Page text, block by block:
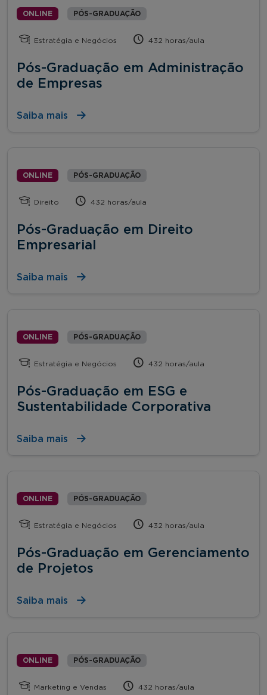
ONLINE PÓS-GRADUAÇÃO
Estratégia e Negócios 432 horas/aula
Pós-Graduação em Administração
de Empresas
Saiba mais
ONLINE PÓS-GRADUAÇÃO
Direito 432 horas/aula
Pós-Graduação em Direito
Empresarial
Saiba mais
ONLINE PÓS-GRADUAÇÃO
Estratégia e Negócios 432 horas/aula
Pós-Graduação em ESG e
Sustentabilidade Corporativa
Saiba mais
ONLINE PÓS-GRADUAÇÃO
Estratégia e Negócios 432 horas/aula
Pós-Graduação em Gerenciamento
de Projetos
Saiba mais
ONLINE PÓS-GRADUAÇÃO
Marketing e Vendas 432 horas/aula